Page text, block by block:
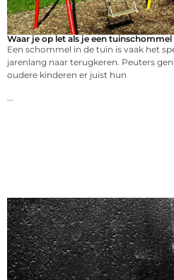
Waar je op let als je een
Een schommel in de tuin is vaak het
jarenlang naar terugkeren. Peuters
oudere kinderen er juist hun
...